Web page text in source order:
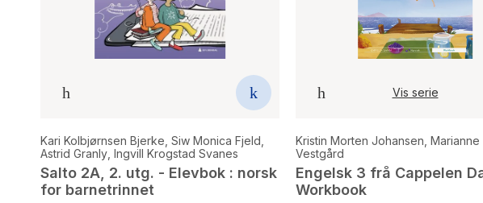
Kari Kolbjørnsen Bjerke Siw Monica Fjeld
Astrid Granly Ingvill Krogstad Svanes
Salto 2A, 2. utg. - Elevbok : norsk
for barnetrinnet
Vis serie
Kristin Morten Johansen Marianne
Vestgård
Engelsk 3 frå Cappelen
Workbook